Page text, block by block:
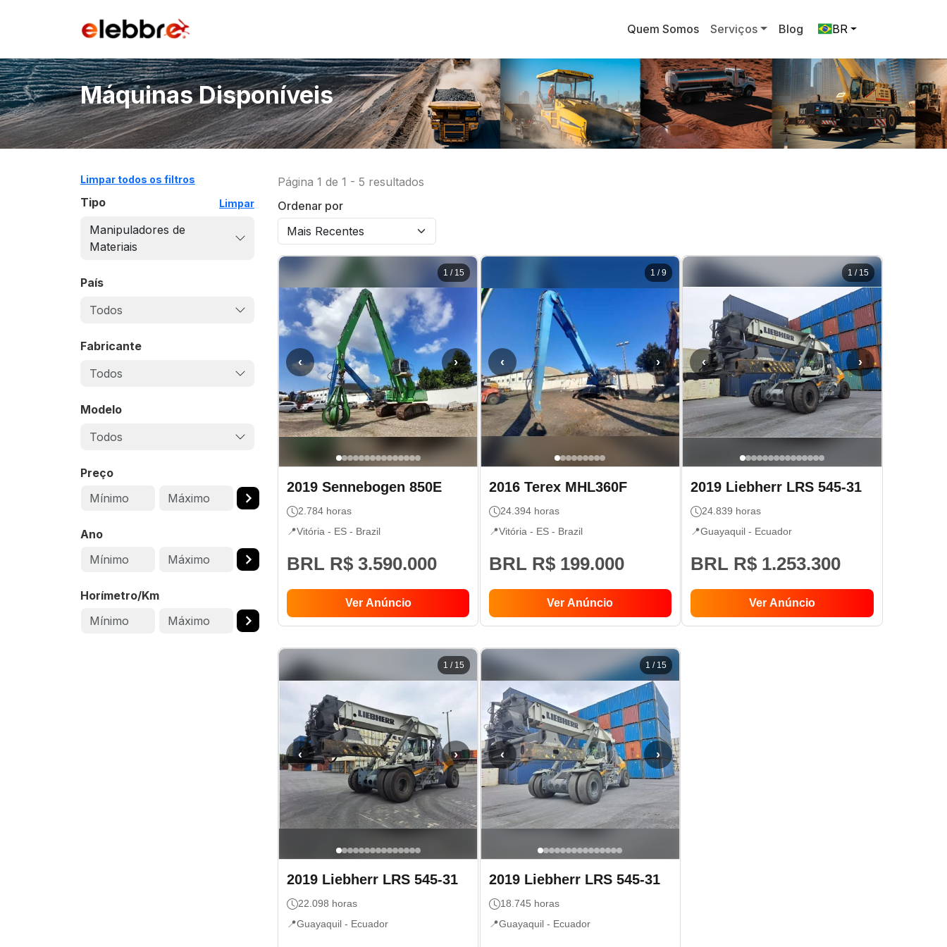
Quem Somos Serviços Blog BR
Máquinas Disponíveis
Limpar todos os filtros
Tipo Limpar
Manipuladores de
Materiais
País
Todos
Fabricante
Todos
Modelo
Todos
Preço
Ano
Horímetro/Km
Página 1 de 1 - 5 resultados
Ordenar por
‹ ›
1 / 15
2019 Sennebogen 850E
2.784 horas
📍Vitória - ES - Brazil
BRL R$ 3.590.000
Ver Anúncio
‹ ›
1 /9
2016 Terex MHL360F
24.394horas
📍Vitória - ES- Brazil
BRL R$ 199.000
Ver Anúncio
‹ ›
1 / 15
2019 Liebherr LRS 545-31
24.839 horas
📍Guayaquil - Ecuador
BRL R$ 1.253.300
Ver Anúncio
‹ ›
1 / 15
2019 Liebherr LRS 545-31
22.098 horas
📍Guayaquil - Ecuador
‹ ›
1 / 15
2019 Liebherr LRS 545-31
18.745 horas
📍Guayaquil - Ecuador